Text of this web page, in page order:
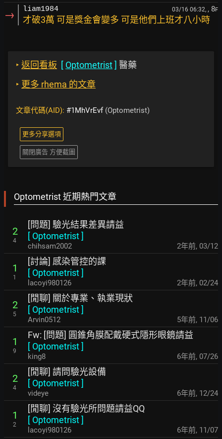
→ liam1984 03/16 06:32, , 8F
才破3萬 可是獎金會變多 可是他們上班才八小時
‣ 返回看板 [ Optometrist] 醫藥
‣ 更多 rhema 的文章
文章代碼(AID): #1MhVrEvf(Optometrist)
更多分享選項
關閉廣告 方便截圖
Optometrist 近期熱門文章
2
4
[問題] 驗光結果差異請益
[ Optometrist]
chihsam2002 2年前, 03/12
1
1
[討論] 感染管控的課
[ Optometrist]
lacoyi980126 2年前, 02/24
2
5
[閒聊] 關於專業、執業現狀
[ Optometrist]
Arvin0512 5年前, 11/06
1
9
Fw: [問題] 圓錐角膜配戴硬式隱形眼鏡請益
[ Optometrist]
king8 6年前, 07/26
2
4
[閒聊] 請問驗光設備
[ Optometrist]
videye 6年前, 12/24
1
2
[閒聊] 沒有驗光所問題請益QQ
[ Optometrist]
lacoyi980126 6年前, 11/07